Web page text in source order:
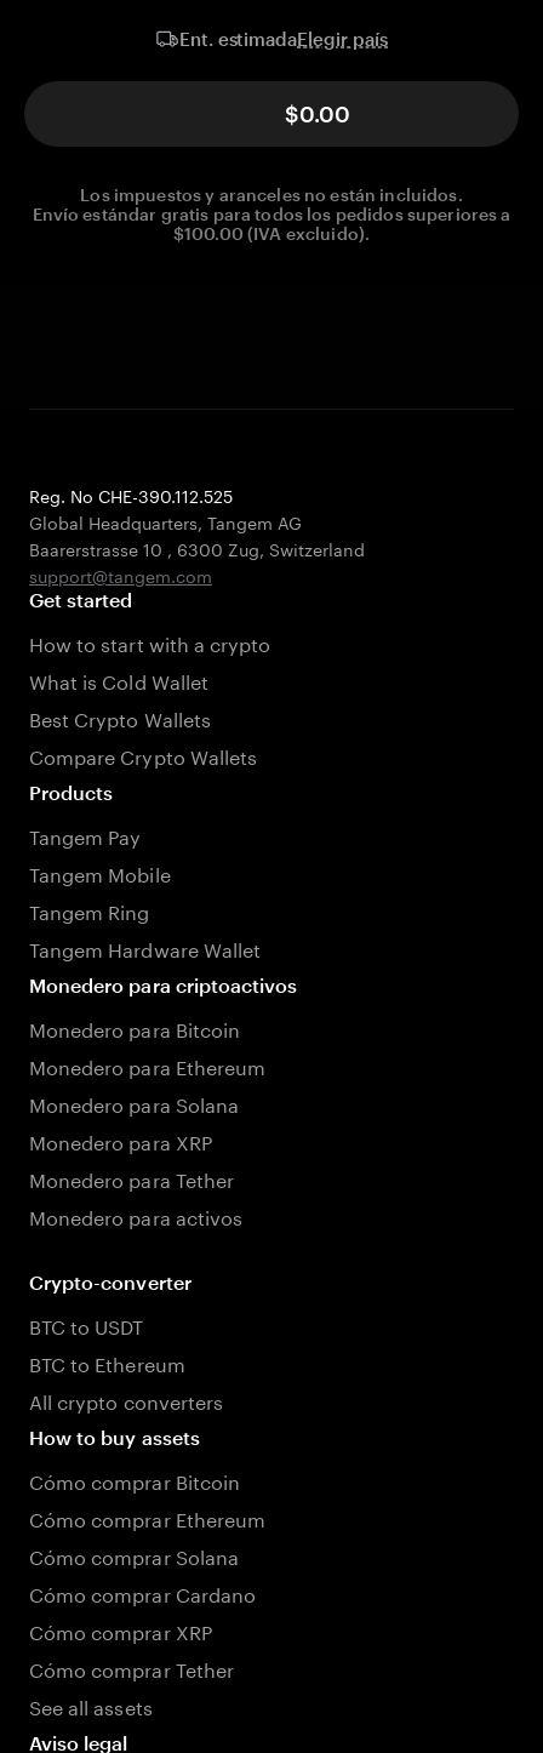
Ent. estimadaElegir país
$0.00
Los impuestos y aranceles no están incluidos.
Envío estándar gratis para todos los pedidos superiores a
$100.00 (IVA excluido).
Reg. No CHE-390.112.525
Global Headquarters, Tangem AG
Baarerstrasse 10 , 6300 Zug, Switzerland
support@tangem.com
Get started
How to start with a crypto
What is Cold Wallet
Best Crypto Wallets
Compare Crypto Wallets
Products
Tangem Pay
Tangem Mobile
Tangem Ring
Tangem Hardware Wallet
Monedero para criptoactivos
Monedero para Bitcoin
Monedero para Ethereum
Monedero para Solana
Monedero para XRP
Monedero para Tether
Monedero para activos
Crypto-converter
BTC to USDT
BTC to Ethereum
All crypto converters
How to buy assets
Cómo comprar Bitcoin
Cómo comprar Ethereum
Cómo comprar Solana
Cómo comprar Cardano
Cómo comprar XRP
Cómo comprar Tether
See all assets
Aviso legal